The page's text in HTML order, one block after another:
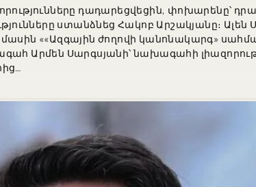
դադարեցվեցին, փոխարենը՝
ստանձնեց Հակոբ Արշակյանը։ Ալեն
««Ազգային ժողովի կանոնակարգ»
Արմեն Սարգսյանի՝ նախագահի